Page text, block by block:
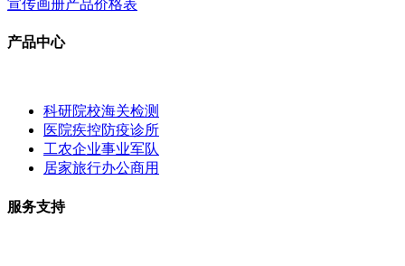
宣传画册产品价格表
产品中心
科研院校海关检测
医院疾控防疫诊所
工农企业事业军队
居家旅行办公商用
服务支持